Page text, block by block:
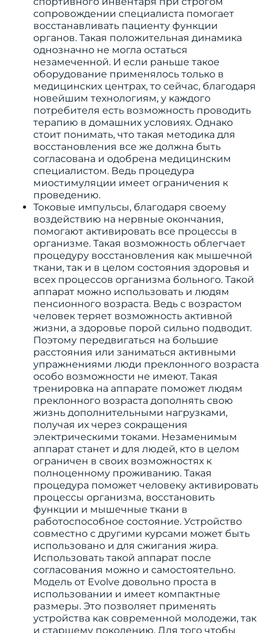
сопровождении специалиста помогает
восстанавливать пациенту функции
органов. Такая положительная динамика
однозначно не могла остаться
незамеченной. И если раньше такое
оборудование применялось только в
медицинских центрах, то сейчас, благодаря
новейшим технологиям, у каждого
потребителя есть возможность проводить
терапию в домашних условиях. Однако
стоит понимать, что такая методика для
восстановления все же должна быть
согласована и одобрена медицинским
специалистом. Ведь процедура
миостимуляции имеет ограничения к
проведению.
Токовые импульсы, благодаря своему
воздействию на нервные окончания,
помогают активировать все процессы в
организме. Такая возможность облегчает
процедуру восстановления как мышечной
ткани, так и в целом состояния здоровья и
всех процессов организма больного. Такой
аппарат можно использовать и людям
пенсионного возраста. Ведь с возрастом
человек теряет возможность активной
жизни, а здоровье порой сильно подводит.
Поэтому передвигаться на большие
расстояния или заниматься активными
упражнениями люди преклонного возраста
особо возможности не имеют. Такая
тренировка на аппарате поможет людям
преклонного возраста дополнять свою
жизнь дополнительными нагрузками,
получая их через сокращения
электрическими токами. Незаменимым
аппарат станет и для людей, кто в целом
ограничен в своих возможностях к
полноценному проживанию. Такая
процедура поможет человеку активировать
процессы организма, восстановить
функции и мышечные ткани в
работоспособное состояние. Устройство
совместно с другими курсами может быть
использовано и для сжигания жира.
Использовать такой аппарат после
согласования можно и самостоятельно.
Модель от Evolve довольно проста в
использовании и имеет компактные
размеры. Это позволяет применять
устройства как современной молодежи, так
и старшему поколению. Для того чтобы